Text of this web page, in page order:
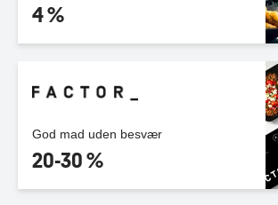
4 %
God mad uden besvær
20-30 %